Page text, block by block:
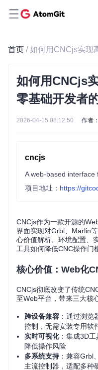
首页
如何用CNCjs
零基础开发者
2026-04-15 08:12:50 作者
cncjs
项目地址： https://
CNCjs作为一款开源的
界面实现对Grbl、Marlin
心价值解析、环境配置、
工具如何降低CNC操作门
核心价值：Web化
CNCjs彻底改变了传统
至Web平台，带来三大核
跨设备兼容 ：通过浏
控制，无需安装专用软
实时可视化：集成3D工
降低操作风险
多系统支持 ：兼容Grbl
主流控制器，适配多种